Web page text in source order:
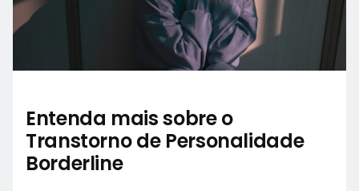
Entenda mais sobre o
Transtorno de Personalidade
Borderline